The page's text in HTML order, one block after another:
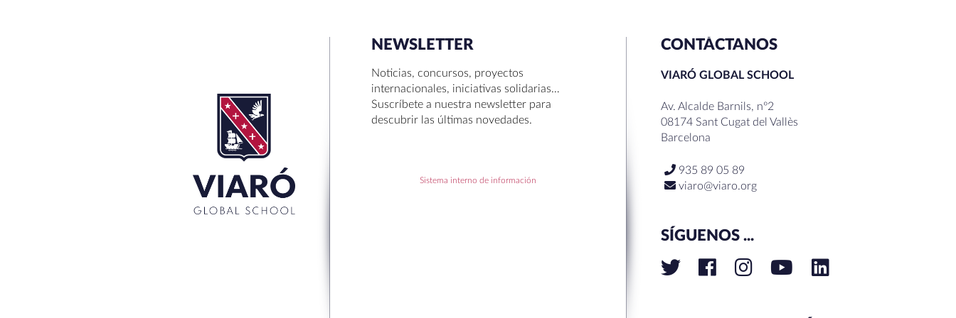
NEWSLETTER
Noticias, concursos, proyectos
internacionales, iniciativas solidarias…
Suscríbete a nuestra newsletter para
descubrir las últimas novedades.
Sistema interno de información
CONTÁCTANOS
VIARÓ GLOBAL SCHOOL
Av. Alcalde Barnils, nº2
08174 Sant Cugat del Vallès
Barcelona
935 89 05 89
viaro@viaro.org
SÍGUENOS ...